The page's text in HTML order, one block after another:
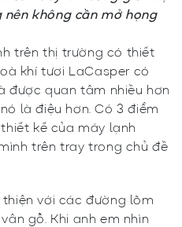
không cần mở họng
trên thị trường có thiết
khí tươi LaCasper có
được quan tâm nhiều hơn
là điệu hơn. Có 3 điểm
kế của máy lạnh
trên tray trong chủ đề
với các đường lõm
gỗ. Khi anh em nhìn